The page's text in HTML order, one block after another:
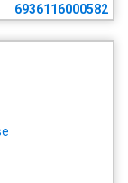
6936116000582